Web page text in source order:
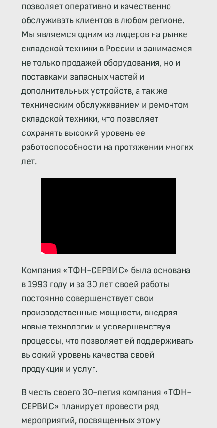
позволяет оперативно и качественно
обслуживать клиентов в любом регионе.
Мы являемся одним из лидеров на рынке
складской техники в России и занимаемся
не только продажей оборудования, но и
поставками запасных частей и
дополнительных устройств, а так же
техническим обслуживанием и ремонтом
складской техники, что позволяет
сохранять высокий уровень ее
работоспособности на протяжении многих
лет.
Компания «ТФН-СЕРВИС» была основана
в 1993 году и за 30 лет своей работы
постоянно совершенствует свои
производственные мощности, внедряя
новые технологии и усовершенствуя
процессы, что позволяет ей поддерживать
высокий уровень качества своей
продукции и услуг.
В честь своего 30-летия компания «ТФН-
СЕРВИС» планирует провести ряд
мероприятий, посвященных этому